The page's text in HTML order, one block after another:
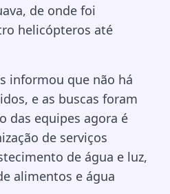
de onde foi
helicópteros até
informou que não há
e as buscas foram
das equipes agora é
de serviços
de água e luz,
alimentos e água